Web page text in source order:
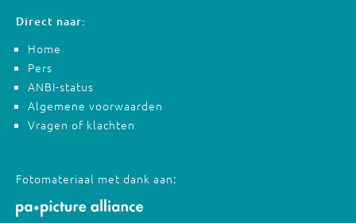
Direct naar:
Home
Pers
ANBI-status
Algemene voorwaarden
Vragen of klachten
Fotomateriaal met dank aan: